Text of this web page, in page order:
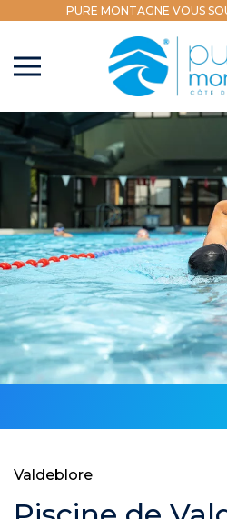
PURE MONTAGNE VOUS
Valdeblore